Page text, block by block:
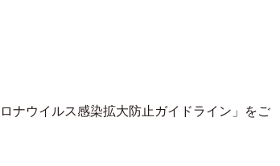
ナウイルス感染拡大防止ガイドライン」をご